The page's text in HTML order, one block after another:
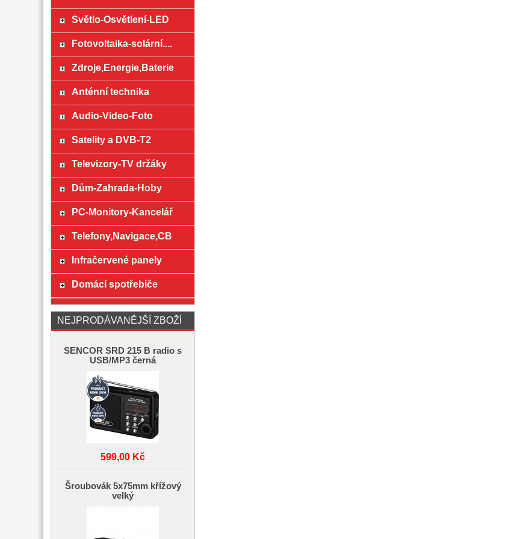
Světlo-Osvětlení-LED
Fotovoltaika-solární....
Zdroje,Energie,Baterie
Anténní technika
Audio-Video-Foto
Satelity a DVB-T2
Televizory-TV držáky
Dům-Zahrada-Hoby
PC-Monitory-Kancelář
Telefony,Navigace,CB
Infračervené panely
Domácí spotřebiče
NEJPRODÁVANĚJŠÍ ZBOŽÍ
SENCOR SRD 215 B radio s
USB/MP3 černá
599,00 Kč
Šroubovák 5x75mm křížový
velký